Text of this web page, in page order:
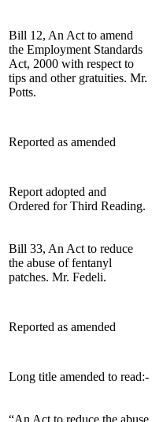
Bill 12, An Act to amend
the Employment Standards
Act, 2000 with respect to
tips and other gratuities. Mr.
Potts.
Reported as amended
Report adopted and
Ordered for Third Reading.
Bill 33, An Act to reduce
the abuse of fentanyl
patches. Mr. Fedeli.
Reported as amended
Long title amended to read:-
“An Act to reduce the abuse